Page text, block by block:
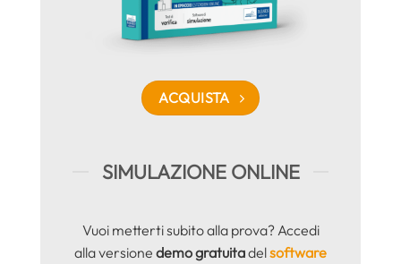
ACQUISTA
SIMULAZIONE ONLINE
Vuoi metterti subito alla prova? Accedi
alla versione demo gratuitadelsoftware